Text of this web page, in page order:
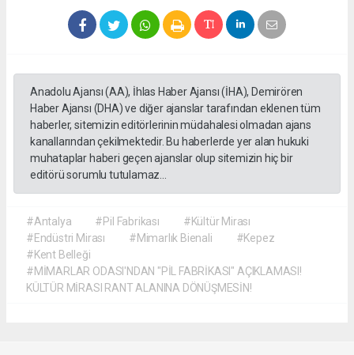
Anadolu Ajansı (AA), İhlas Haber Ajansı (İHA), Demirören
Haber Ajansı (DHA) ve diğer ajanslar tarafından eklenen tüm
haberler, sitemizin editörlerinin müdahalesi olmadan ajans
kanallarından çekilmektedir. Bu haberlerde yer alan hukuki
muhataplar haberi geçen ajanslar olup sitemizin hiç bir
editörü sorumlu tutulamaz...
#Antalya #Pil Fabrikası
#Kültür Mirası
#Endüstri Mirası
#Mimarlık Bienali
#Kepez
#Kent Belleği
#MİMARLAR ODASI'NDAN "PİL FABRİKASI" AÇIKLAMASI!
KÜLTÜR MİRASI RANT ALANINA DÖNÜŞMESİN!